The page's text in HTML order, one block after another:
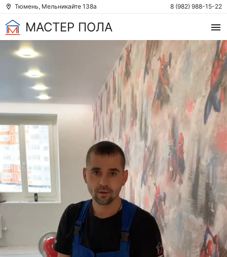
Тюмень, Мельникайте 138а 8 (982) 988-15-22
МАСТЕР ПОЛА